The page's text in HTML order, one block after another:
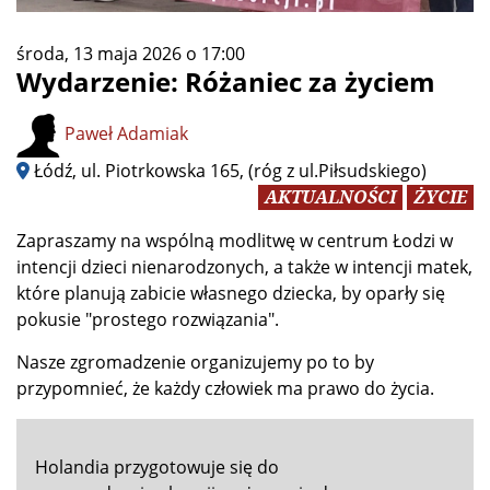
środa, 13 maja 2026 o 17:00
Wydarzenie: Różaniec za życiem
Paweł Adamiak
Łódź, ul. Piotrkowska 165, (róg z ul.Piłsudskiego)
AKTUALNOŚCI
ŻYCIE
Zapraszamy na wspólną modlitwę w centrum Łodzi w
intencji dzieci nienarodzonych, a także w intencji matek,
które planują zabicie własnego dziecka, by oparły się
pokusie "prostego rozwiązania".
Nasze zgromadzenie organizujemy po to by
przypomnieć, że każdy człowiek ma prawo do życia.
Holandia przygotowuje się do